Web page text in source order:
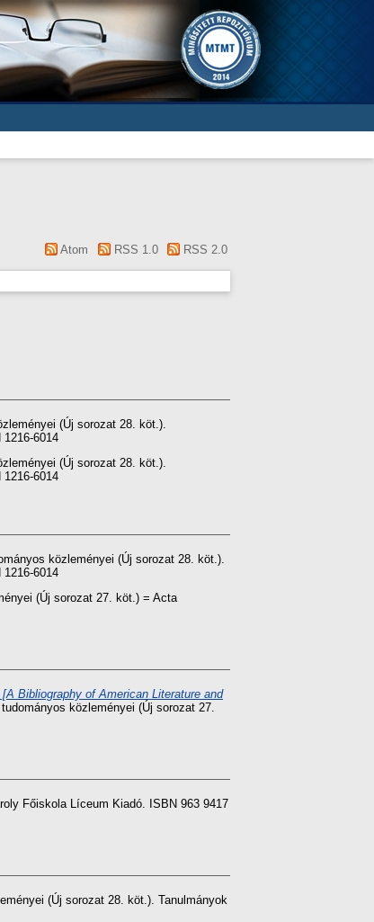
Atom RSS 1.0 RSS 2.0
(Új sorozat 28. köt.).
6014
(Új sorozat 28. köt.).
6014
közleményei (Új sorozat 28. köt.).
6014
(Új sorozat 27. köt.) = Acta
Bibliography of American Literature and
közleményei (Új sorozat 27.
Főiskola Líceum Kiadó. ISBN 963 9417
(Új sorozat 28. köt.). Tanulmányok